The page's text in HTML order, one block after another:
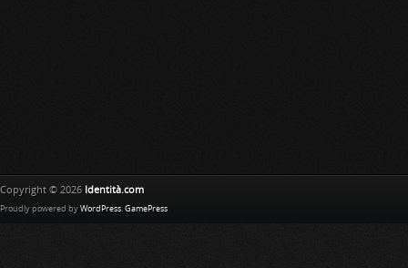
Copyright © 2026 Identità.com
Proudly powered by WordPress. GamePress